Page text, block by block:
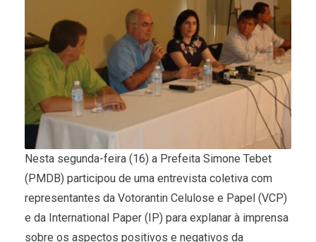
Nesta segunda-feira (16) a Prefeita Simone Tebet
(PMDB) participou de uma entrevista coletiva com
representantes da Votorantin Celulose e Papel (VCP)
e da International Paper (IP) para explanar à imprensa
sobre os aspectos positivos e negativos da